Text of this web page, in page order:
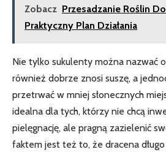
Zobacz Przesadzanie Roślin
Praktyczny Plan Działania
Nie tylko sukulenty można​ nazwać
również⁣ dobrze‍ znosi suszę, a
przetrwać⁤ w mniej słonecznych
idealna ​dla ‍tych, którzy nie chcą
pielęgnację, ale pragną zazielenić
faktem jest też to, że dracena